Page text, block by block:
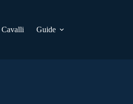
Cavalli Guide